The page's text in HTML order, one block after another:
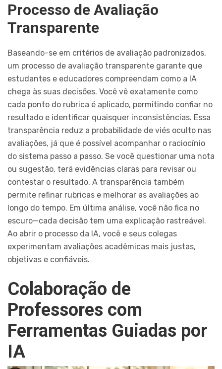
Processo de Avaliação
Transparente
Baseando-se em critérios de avaliação padronizados,
um processo de avaliação transparente garante que
estudantes e educadores compreendam como a IA
chega às suas decisões. Você vê exatamente como
cada ponto do rubrica é aplicado, permitindo confiar no
resultado e identificar quaisquer inconsistências. Essa
transparência reduz a probabilidade de viés oculto nas
avaliações, já que é possível acompanhar o raciocínio
do sistema passo a passo. Se você questionar uma nota
ou sugestão, terá evidências claras para revisar ou
contestar o resultado. A transparência também
permite refinar rubricas e melhorar as avaliações ao
longo do tempo. Em última análise, você não fica no
escuro—cada decisão tem uma explicação rastreável.
Ao abrir o processo da IA, você e seus colegas
experimentam avaliações acadêmicas mais justas,
objetivas e confiáveis.
Colaboração de
Professores com
Ferramentas Guiadas por
IA